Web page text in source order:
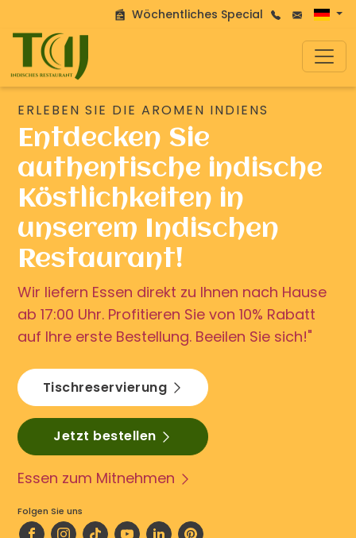
Wöchentliches Special
ERLEBEN SIE DIE AROMEN INDIENS
Entdecken Sie
authentische indische
Köstlichkeiten in
unserem Indischen
Restaurant!
Wir liefern Essen direkt zu Ihnen nach Hause
ab 17:00 Uhr. Profitieren Sie von 10% Rabatt
auf Ihre erste Bestellung. Beeilen Sie sich!"
Tischreservierung
Jetzt bestellen
Essen zum Mitnehmen
Folgen Sie uns